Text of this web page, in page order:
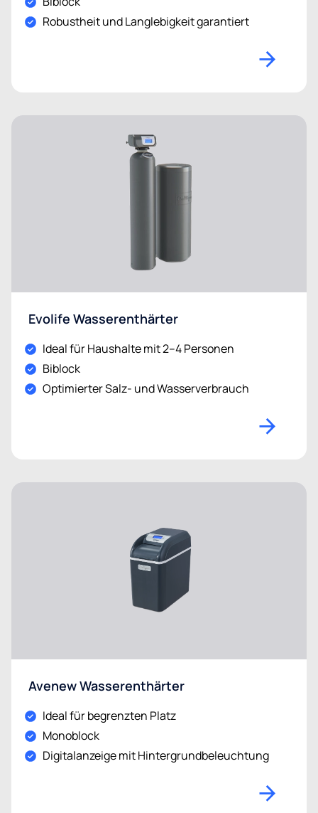
Robustheit und Langlebigkeit garantiert
Evolife Wasserenthärter
Ideal für Haushalte mit 2–4 Personen
Biblock
Optimierter Salz- und Wasserverbrauch
Avenew Wasserenthärter
Ideal für begrenzten Platz
Monoblock
Digitalanzeige mit Hintergrundbeleuchtung